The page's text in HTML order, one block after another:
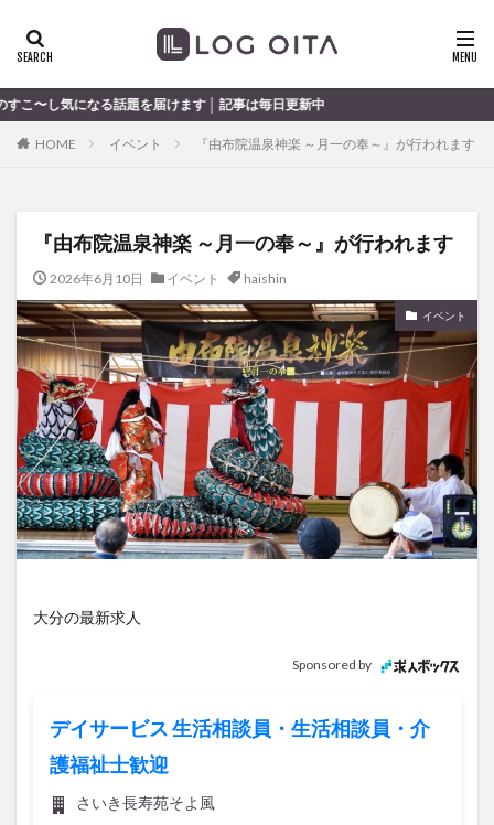
を届けます │ 記事は毎日更新中
HOME イベント 『由布院温泉神楽 ～月一の奉～』が行われます
『由布院温泉神楽 ～月一の奉～』が行われます
2026年6月10日 イベント haishin
イベント
大分の最新求人
Sponsored by
デイサービス 生活相談員・生活相談員・介
護福祉士歓迎
さいき長寿苑そよ風
ディナー
haishin
haisin haisnin hasihin
hasishin
hishin
hqaishin JR kaiten
OPA
Paypay PR TOKIPO
TOYOTA
あじさい
いちご うみたまご
おでかけ
お土産
お弁当 かき氷
からあげ
くじゅう連山
ねとらぼ
ひまわり
ふるさと納税
まつり まとめ
みかん
むし湯
わさだタウン
わったん
アイススケート
アウトドア
アサイーボウル
アフリカンサファリ
アミュプラザおおいた
コンビニ
ジェラート
ジゴロック
ジゴロック2025
ジャマイカ料理
スタバ
セレクトショップ